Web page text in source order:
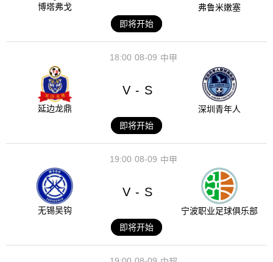
博塔弗戈
弗鲁米嫩塞
即将开始
08-09
18:00 中甲
延边龙鼎
V - S
深圳青年人
即将开始
08-09
19:00 中甲
无锡吴钩
V - S
宁波职业足球俱乐部
即将开始